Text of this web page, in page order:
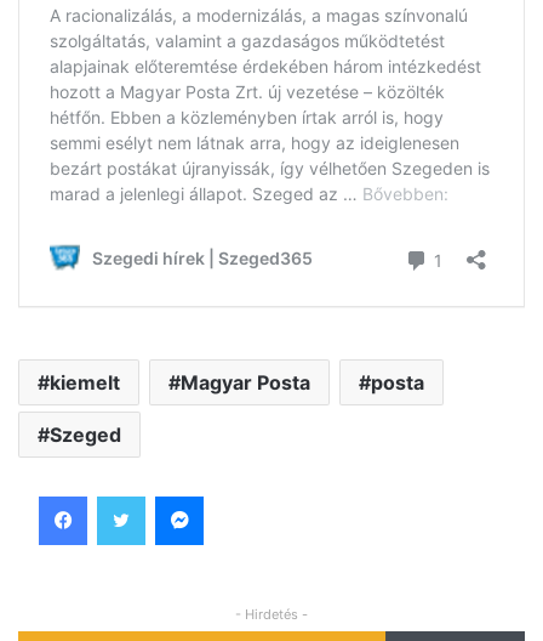
kiemelt Magyar Posta posta
Szeged
- Hirdetés -